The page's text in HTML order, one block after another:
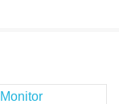
Monitor